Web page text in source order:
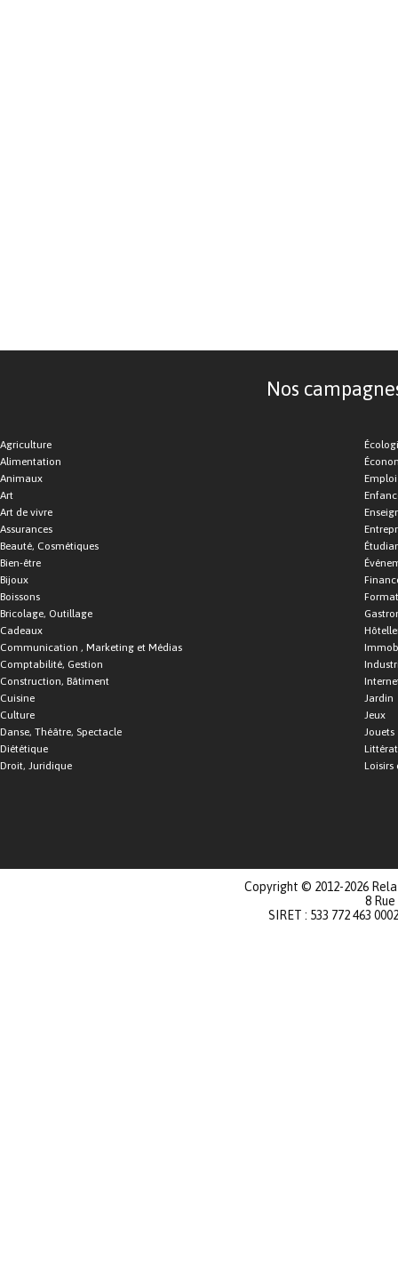
Nos
Agriculture
Alimentation
Animaux
Art
Art de vivre
Assurances
Beauté, Cosmétiques
Bien-être
Bijoux
Boissons
Bricolage, Outillage
Cadeaux
Communication , Marketing et Médias
Comptabilité, Gestion
Construction, Bâtiment
Cuisine
Culture
Danse, Théâtre, Spectacle
Diététique
Droit, Juridique
Emploi
Jardin
Jeux
Jouets
Loisirs
Copyright © 2012-2026
8
SIRET : 533 772 463